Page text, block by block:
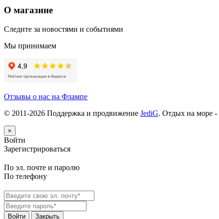
О магазине
Следите за новостями и событиями
Мы принимаем
Отзывы о нас на Флампе
© 2011-2026 Поддержка и продвижение JediG. Отдых на море -
×
Войти
Зарегистрироваться
По эл. почте и паролю
По телефону
Войти Закрыть